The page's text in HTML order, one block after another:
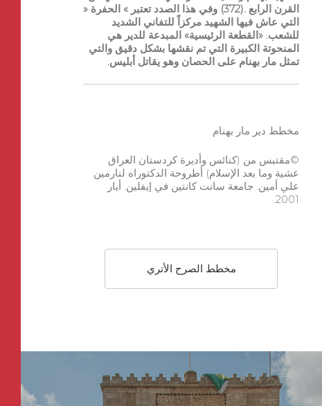
القرن الرابع .(372) وفي هذا الصدد تعتبر » الحفرة «
التي عاش فيها الشهيد مركزاً للتفاني الشديد
للشعب. «القطعة الرئيسية» المبدعة للدير هي
المنحوتة الكبيرة التي تم نقشها بشكل دقيق والتي
تمثل مار بهنام على الحصان وهو يقاتل أبليس.
مخطط دير مار بهنام
©مقتبس من (كنائس وأديرة كردستان العراق
عشية وما بعد الإسلام) أطروحة الدكتوراه لنارمين
علي أمين. جامعة سانت كانتين في إيفلين. أيار
2001.
مخطط الصرح الأتري